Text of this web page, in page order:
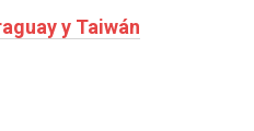
y Taiwán